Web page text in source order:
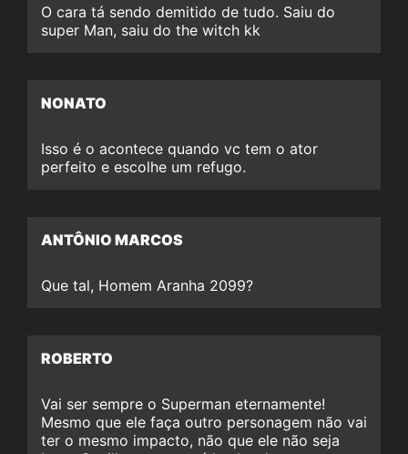
O cara tá sendo demitido de tudo. Saiu do
super Man, saiu do the witch kk
NONATO
Isso é o acontece quando vc tem o ator
perfeito e escolhe um refugo.
ANTÔNIO MARCOS
Que tal, Homem Aranha 2099?
ROBERTO
Vai ser sempre o Superman eternamente!
Mesmo que ele faça outro personagem não vai
ter o mesmo impacto, não que ele não seja